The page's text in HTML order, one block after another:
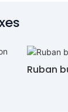
Ruban